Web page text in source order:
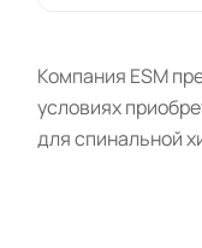
Компания ESM
условиях
дляспинальной